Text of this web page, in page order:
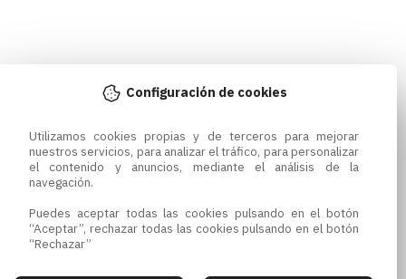
Configuración de cookies
Utilizamos cookies propias y de terceros para mejorar
nuestros servicios, para analizar el tráfico, para personalizar
el contenido y anuncios, mediante el análisis de la
navegación.
Puedes aceptar todas las cookies pulsando en el botón
“Aceptar”, rechazar todas las cookies pulsando en el botón
“Rechazar”